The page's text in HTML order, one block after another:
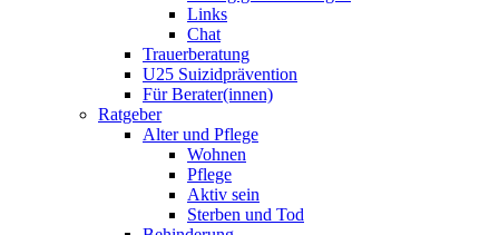
Links
Chat
Trauerberatung
U25 Suizidprävention
Für Berater(innen)
Ratgeber
Alter und Pflege
Wohnen
Pflege
Aktiv sein
Sterben und Tod